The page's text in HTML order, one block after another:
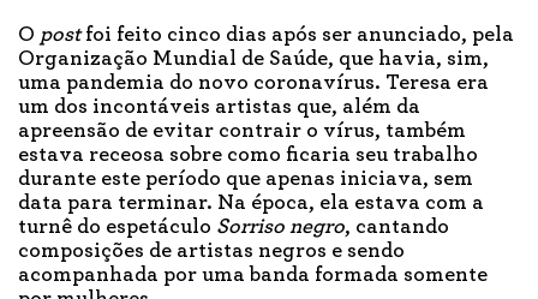
O postfoi feito cinco dias após ser anunciado, pela
Organização Mundial de Saúde, que havia, sim,
uma pandemia do novo coronavírus. Teresa era
um dos incontáveis artistas que, além da
apreensão de evitar contrair o vírus, também
estava receosa sobre como ficaria seu trabalho
durante este período que apenas iniciava, sem
data para terminar. Na época, ela estava com a
turnê do espetáculo Sorriso negro, cantando
composições de artistas negros e sendo
acompanhada por uma banda formada somente